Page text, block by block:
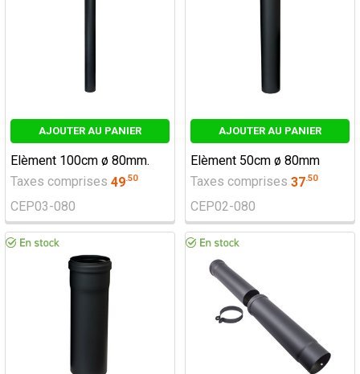
AJOUTER AU PANIER
Elèment 100cm ø 80mm.
Taxes comprises 49.50
CEP03-080
AJOUTER AU PANIER
Elèment 50cm ø 80mm
Taxes comprises 37.50
CEP02-080